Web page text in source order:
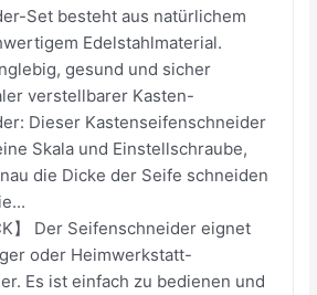
Set besteht aus natürlichem
Edelstahlmaterial.
gesund und sicher
verstellbarer Kasten-
Dieser Kastenseifenschneider
Skala und Einstellschraube,
die Dicke der Seife schneiden
】 Der Seifenschneider eignet
oder Heimwerkstatt-
Es ist einfach zu bedienen und